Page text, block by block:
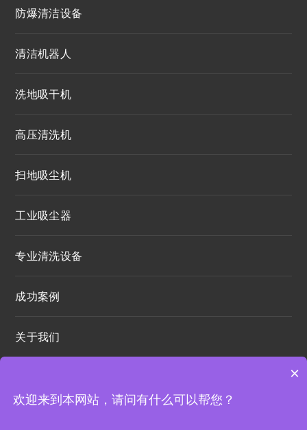
防爆清洁设备
清洁机器人
洗地吸干机
高压清洗机
扫地吸尘机
工业吸尘器
专业清洗设备
成功案例
关于我们
×
欢迎来到本网站，请问有什么可以帮您？